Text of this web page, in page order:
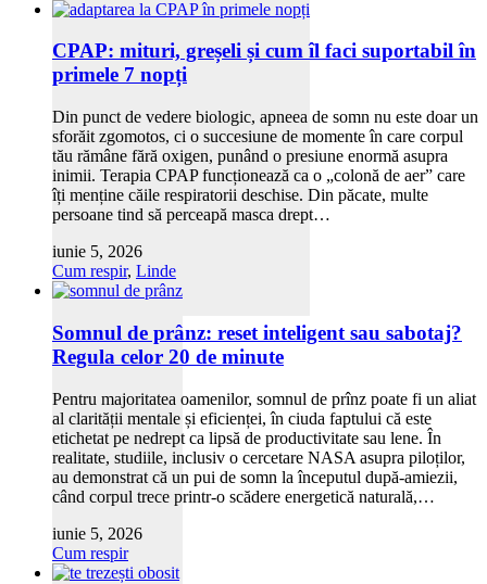
CPAP: mituri, greșeli și cum îl faci suportabil în
primele 7 nopți
Din punct de vedere biologic, apneea de somn nu este doar un
sforăit zgomotos, ci o succesiune de momente în care corpul
tău rămâne fără oxigen, punând o presiune enormă asupra
inimii. Terapia CPAP funcționează ca o „colonă de aer” care
îți menține căile respiratorii deschise. Din păcate, multe
persoane tind să perceapă masca drept…
iunie 5, 2026
Cum respir, Linde
Somnul de prânz: reset inteligent sau sabotaj?
Regula celor 20 de minute
Pentru majoritatea oamenilor, somnul de prînz poate fi un aliat
al clarității mentale și eficienței, în ciuda faptului că este
etichetat pe nedrept ca lipsă de productivitate sau lene. În
realitate, studiile, inclusiv o cercetare NASA asupra piloților,
au demonstrat că un pui de somn la începutul după-amiezii,
când corpul trece printr-o scădere energetică naturală,…
iunie 5, 2026
Cum respir